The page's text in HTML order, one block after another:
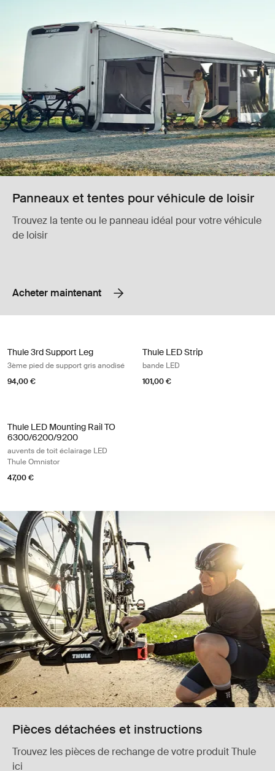
Panneaux et tentes pour véhicule de loisir
Trouvez la tente ou le panneau idéal pour votre véhicule
de loisir
Acheter maintenant
Thule 3rd Support Leg
3ème pied de support gris anodisé
94,00 €
Thule LED Strip
bande LED
101,00 €
Thule LED Mounting Rail TO
6300/6200/9200
auvents de toit éclairage LED
Thule Omnistor
47,00 €
Pièces détachées et instructions
Trouvez les pièces de rechange de votre produit Thule
ici